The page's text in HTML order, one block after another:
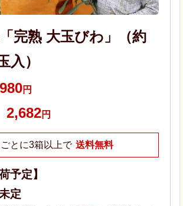
完熟 大玉びわ」（約
入）
円
2,682円
とに3箱以上で 送料無料
予定】
定